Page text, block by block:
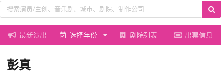
最新演出 选择年份 剧院列表 出票信息
彭真